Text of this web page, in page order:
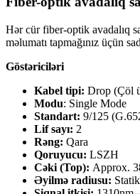
Hər cür fiber-optik avadalıq
məlumatı tapmağınız üçün
Göstəriciləri
Kabel tipi: Drop (Çöl
Modu: Single Mode
Standart: 9/125
Lif sayı: 2
Rəng: Qara
Qoruyucu: LSZH
Cəki (Top): Approx.
Əyilmə radiusu: